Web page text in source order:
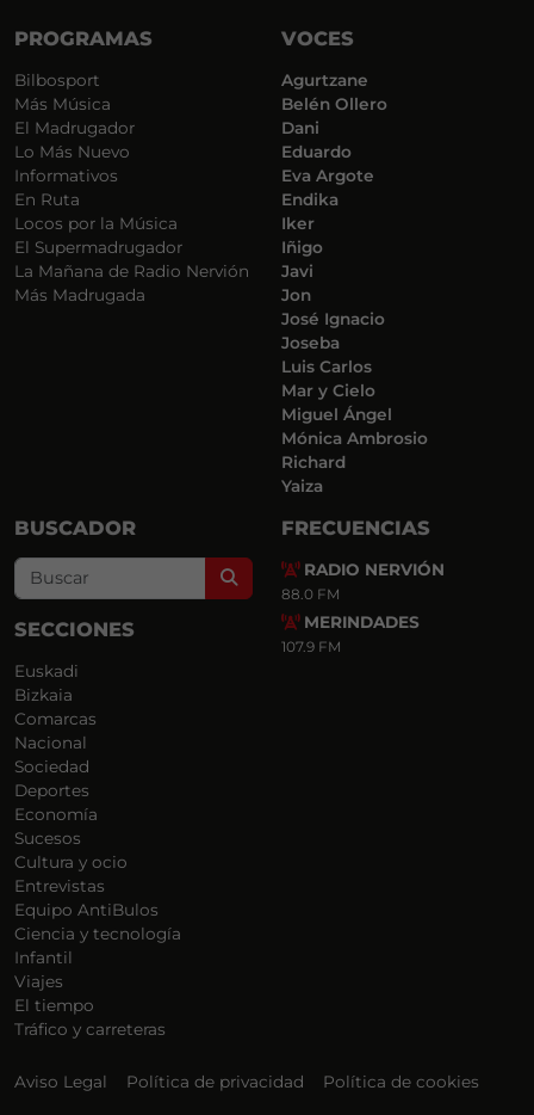
PROGRAMAS
Bilbosport
Más Música
El Madrugador
Lo Más Nuevo
Informativos
En Ruta
Locos por la Música
El Supermadrugador
La Mañana de Radio Nervión
Más Madrugada
VOCES
Agurtzane
Belén Ollero
Dani
Eduardo
Eva Argote
Endika
Iker
Iñigo
Javi
Jon
José Ignacio
Joseba
Luis Carlos
Mar y Cielo
Miguel Ángel
Mónica Ambrosio
Richard
Yaiza
BUSCADOR
Search
SECCIONES
Euskadi
Bizkaia
Comarcas
Nacional
Sociedad
Deportes
Economía
Sucesos
Cultura y ocio
Entrevistas
Equipo AntiBulos
Ciencia y tecnología
Infantil
Viajes
El tiempo
Tráfico y carreteras
FRECUENCIAS
RADIO NERVIÓN
88.0 FM
MERINDADES
107.9 FM
Aviso Legal Política de privacidad Política de cookies